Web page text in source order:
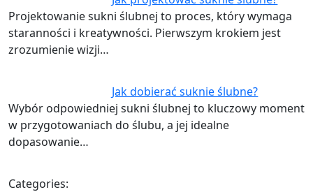
Projektowanie sukni ślubnej to proces, który wymaga
staranności i kreatywności. Pierwszym krokiem jest
zrozumienie wizji…
Jak dobierać suknie ślubne?
Wybór odpowiedniej sukni ślubnej to kluczowy moment
w przygotowaniach do ślubu, a jej idealne
dopasowanie…
Categories: